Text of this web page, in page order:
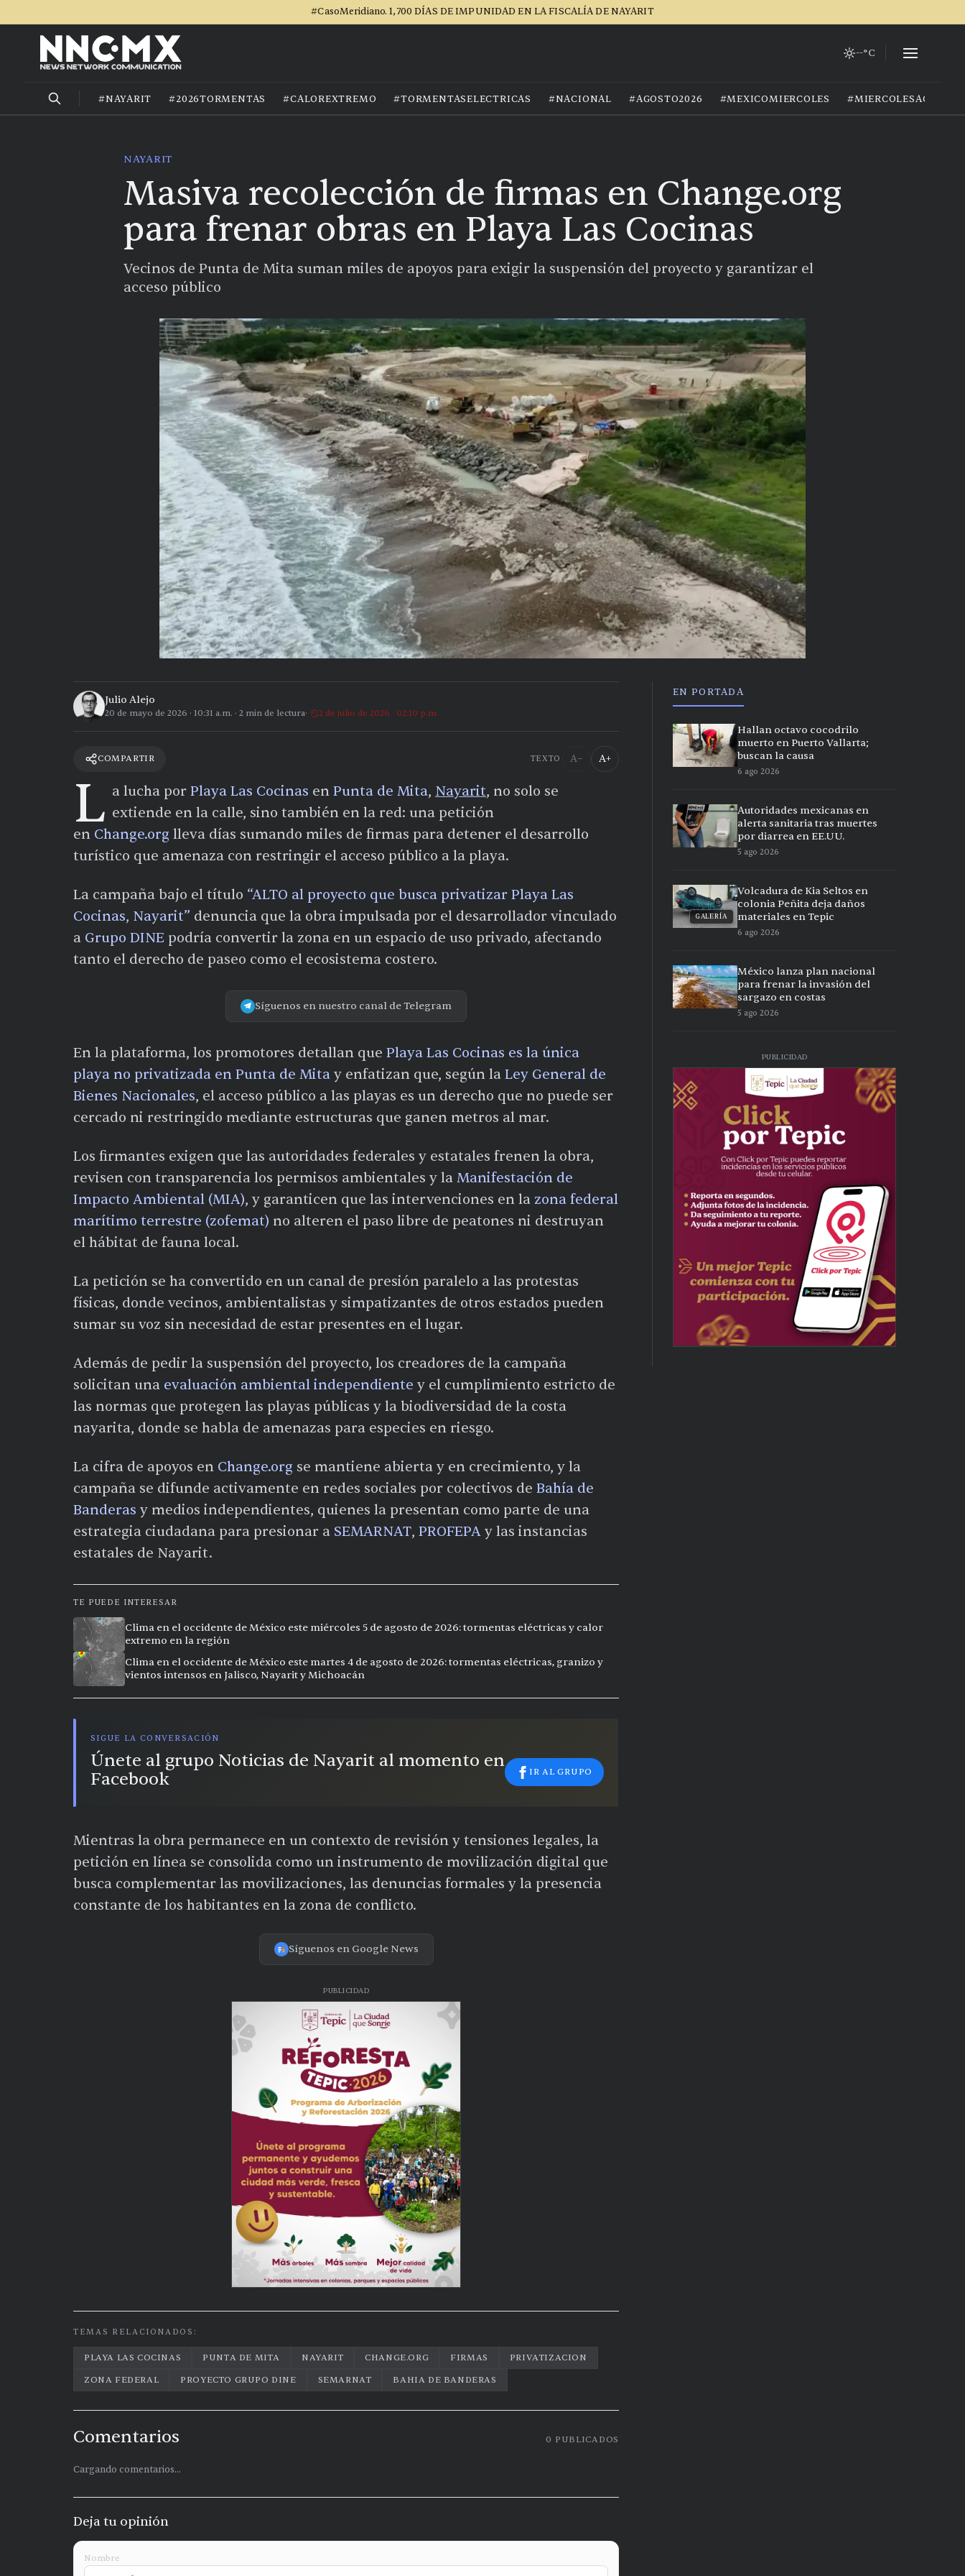
#CasoMeridiano. 1,700 DÍAS DE IMPUNIDAD EN LA FISCALÍA DE NAYARIT
--°C
#NAYARIT #2026TORMENTAS #CALOREXTREMO #TORMENTASELECTRICAS #NACIONAL #AGOSTO2026 #MEXICOMIERCOLES #MIERCOLESAGOSTO
NAYARIT
Masiva recolección de firmas en Change.org
para frenar obras en Playa Las Cocinas
Vecinos de Punta de Mita suman miles de apoyos para exigir la suspensión del proyecto y garantizar el
acceso público
Julio Alejo
20 de mayo de 2026 · 10:31 a.m. · 2 min de lectura 2 de julio de 2026 · 02:10 p.m.
COMPARTIR TEXTO A− A+
L a lucha por Playa Las Cocinas en Punta de Mita, Nayarit, no solo se
extiende en la calle, sino también en la red: una petición
en Change.org lleva días sumando miles de firmas para detener el desarrollo
turístico que amenaza con restringir el acceso público a la playa.
La campaña bajo el título “ALTO al proyecto que busca privatizar Playa Las
Cocinas, Nayarit” denuncia que la obra impulsada por el desarrollador vinculado
a Grupo DINE podría convertir la zona en un espacio de uso privado, afectando
tanto el derecho de paseo como el ecosistema costero.
Síguenos en nuestro canal de Telegram
En la plataforma, los promotores detallan que Playa Las Cocinas es la única
playa no privatizada en Punta de Mita y enfatizan que, según la Ley General de
Bienes Nacionales, el acceso público a las playas es un derecho que no puede ser
cercado ni restringido mediante estructuras que ganen metros al mar.
Los firmantes exigen que las autoridades federales y estatales frenen la obra,
revisen con transparencia los permisos ambientales y la Manifestación de
Impacto Ambiental (MIA), y garanticen que las intervenciones en la zona federal
marítimo terrestre (zofemat) no alteren el paso libre de peatones ni destruyan
el hábitat de fauna local.
La petición se ha convertido en un canal de presión paralelo a las protestas
físicas, donde vecinos, ambientalistas y simpatizantes de otros estados pueden
sumar su voz sin necesidad de estar presentes en el lugar.
Además de pedir la suspensión del proyecto, los creadores de la campaña
solicitan una evaluación ambiental independiente y el cumplimiento estricto de
las normas que protegen las playas públicas y la biodiversidad de la costa
nayarita, donde se habla de amenazas para especies en riesgo.
La cifra de apoyos en Change.org se mantiene abierta y en crecimiento, y la
campaña se difunde activamente en redes sociales por colectivos de Bahía de
Banderas y medios independientes, quienes la presentan como parte de una
estrategia ciudadana para presionar a SEMARNAT, PROFEPA y las instancias
estatales de Nayarit.
TE PUEDE INTERESAR
Clima en el occidente de México este miércoles 5 de agosto de 2026: tormentas eléctricas y calor
extremo en la región
Clima en el occidente de México este martes 4 de agosto de 2026: tormentas eléctricas, granizo y
vientos intensos en Jalisco, Nayarit y Michoacán
SIGUE LA CONVERSACIÓN
Únete al grupo Noticias de Nayarit al momento en
Facebook
IR AL GRUPO
Mientras la obra permanece en un contexto de revisión y tensiones legales, la
petición en línea se consolida como un instrumento de movilización digital que
busca complementar las movilizaciones, las denuncias formales y la presencia
constante de los habitantes en la zona de conflicto.
Síguenos en Google News
PUBLICIDAD
TEMAS RELACIONADOS:
PLAYA LAS COCINAS PUNTA DE MITA NAYARIT CHANGE.ORG FIRMAS
PRIVATIZACION
ZONA FEDERAL
PROYECTO GRUPO DINE SEMARNAT BAHIA DE BANDERAS
Comentarios 0 PUBLICADOS
Cargando comentarios...
Deja tu opinión
Nombre
EN PORTADA
Hallan octavo cocodrilo
muerto en Puerto Vallarta;
buscan la causa
6 ago 2026
Autoridades mexicanas en
alerta sanitaria tras muertes
por diarrea en EE.UU.
5 ago 2026
GALERÍA
Volcadura de Kia Seltos en
colonia Peñita deja daños
materiales en Tepic
6 ago 2026
México lanza plan nacional
para frenar la invasión del
sargazo en costas
5 ago 2026
PUBLICIDAD